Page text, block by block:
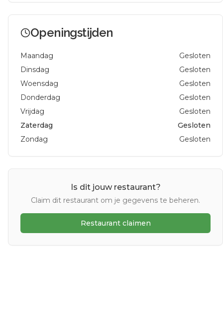
Openingstijden
Maandag
Gesloten
Dinsdag
Gesloten
Woensdag
Gesloten
Donderdag
Gesloten
Vrijdag
Gesloten
Zaterdag
Gesloten
Zondag
Gesloten
Is dit jouw restaurant?
Claim dit restaurant om je gegevens te beheren.
Restaurant claimen